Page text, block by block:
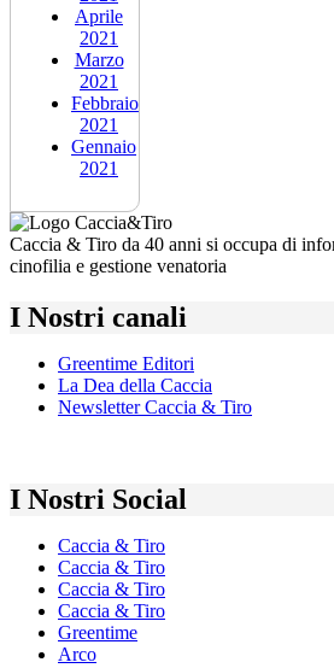
Aprile
2021
Marzo
2021
Febbraio
2021
Gennaio
2021
Caccia & Tiro da 40 anni si occupa di
cinofilia e gestione venatoria
I Nostri canali
Greentime Editori
La Dea della Caccia
Newsletter Caccia & Tiro
I Nostri Social
Caccia & Tiro
Caccia & Tiro
Caccia & Tiro
Caccia & Tiro
Greentime
Arco